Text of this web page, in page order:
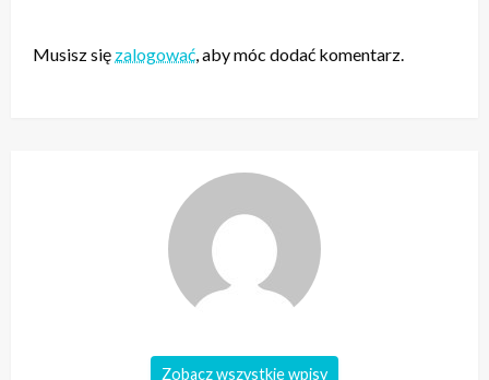
Musisz się zalogować , aby móc dodać komentarz.
Zobacz wszystkie wpisy